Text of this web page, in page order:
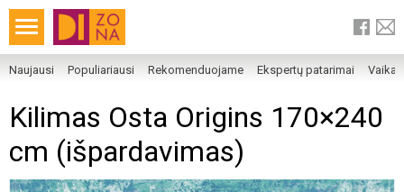
Naujausi Populiariausi Rekomenduojame Ekspertų patarimai
Kilimas Osta Origins 170×240
cm (išpardavimas)